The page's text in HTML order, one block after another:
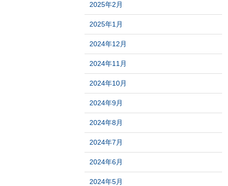
2025年2月
2025年1月
2024年12月
2024年11月
2024年10月
2024年9月
2024年8月
2024年7月
2024年6月
2024年5月